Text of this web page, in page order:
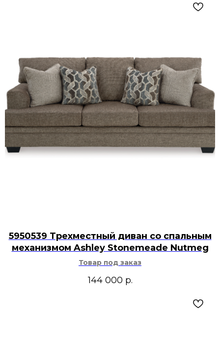
5950539 Трехместный диван со спальным
механизмом Ashley Stonemeade Nutmeg
Товар под заказ
144 000 р.